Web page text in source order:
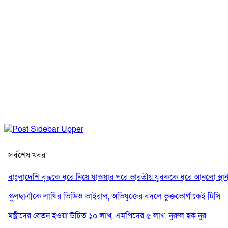
সর্বশেষ খবর
বাংলাদেশি বৃদ্ধকে ধরে নিয়ে যাওয়ার পরে ভারতীয় যুবককে ধরে আনলো
স্কুলছাত্রীকে লাথির ভিডিও ভাইরাল, অভিযুক্তের বদলে ভুক্তভোগীকেই টিসি
মন্ত্রীদের বেতন হওয়া উচিত ১০ লাখ, এমপিদের ৫ লাখ: নুরুল হক নুর